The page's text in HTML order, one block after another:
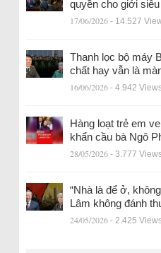
quyền cho giới siêu
17/06/2026 - 14.527
Thanh lọc bộ máy
chất hay vẫn là
16/06/2026 - 4.942
Hàng loạt trẻ em
khẩn cầu bà Ngô
28/05/2026 - 3.777
“Nhà là để ở,
Lâm không đánh
24/05/2026 - 2.425